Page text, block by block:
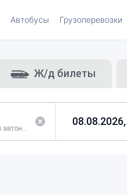
Автобусы Грузоперевозки
Ж/д билеты
Россия, Ханты-Мансийский автономный округ, город Урай